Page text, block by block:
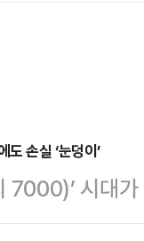
도 손실 ‘눈덩이’
7000)’ 시대
.다만 국내 증